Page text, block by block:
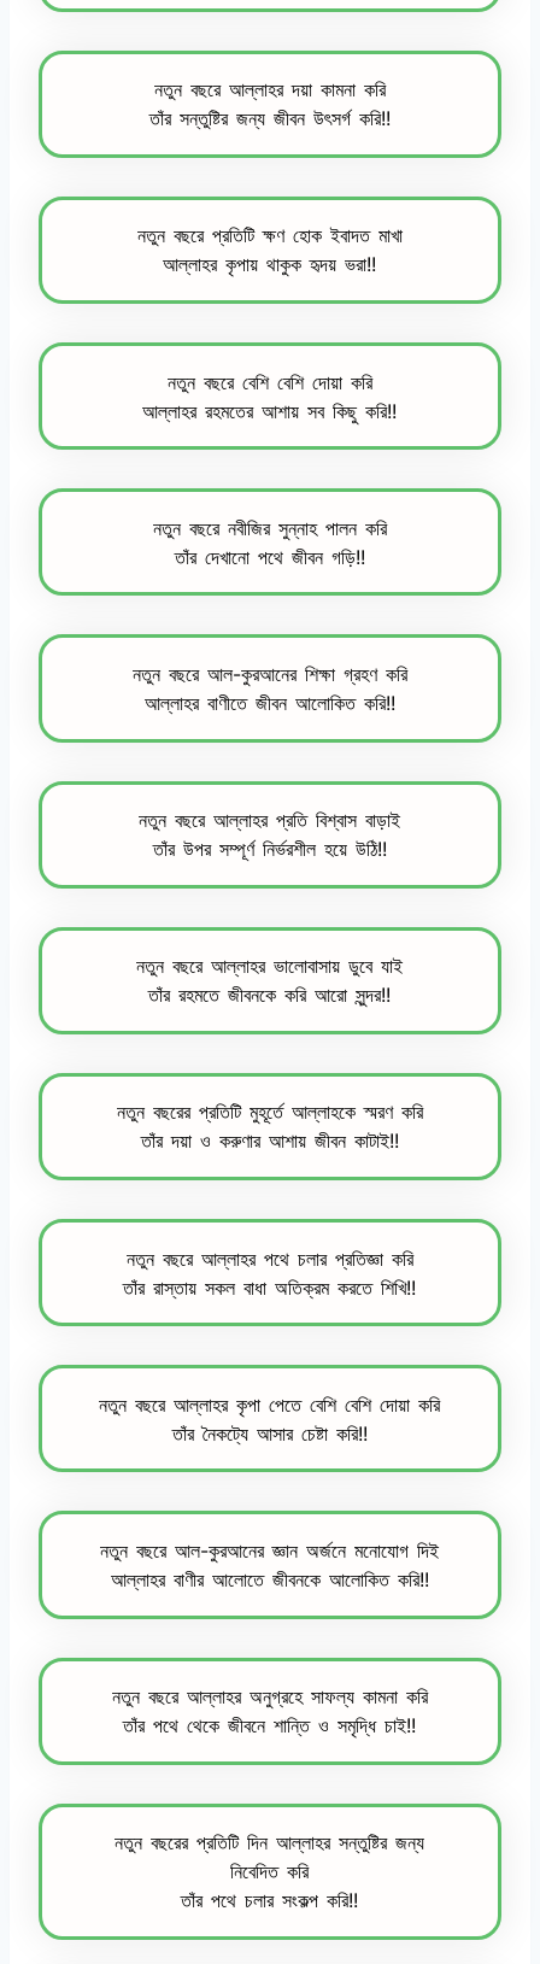
নতুন বছরে আল্লাহর দয়া কামনা করি
তাঁর সন্তুষ্টির জন্য জীবন উৎসর্গ করি!!
নতুন বছরে প্রতিটি ক্ষণ হোক ইবাদত মাখা
আল্লাহর কৃপায় থাকুক হৃদয় ভরা!!
নতুন বছরে বেশি বেশি দোয়া করি
আল্লাহর রহমতের আশায় সব কিছু করি!!
নতুন বছরে নবীজির সুন্নাহ পালন করি
তাঁর দেখানো পথে জীবন গড়ি!!
নতুন বছরে আল-কুরআনের শিক্ষা গ্রহণ করি
আল্লাহর বাণীতে জীবন আলোকিত করি!!
নতুন বছরে আল্লাহর প্রতি বিশ্বাস বাড়াই
তাঁর উপর সম্পূর্ণ নির্ভরশীল হয়ে উঠি!!
নতুন বছরে আল্লাহর ভালোবাসায় ডুবে যাই
তাঁর রহমতে জীবনকে করি আরো সুন্দর!!
নতুন বছরের প্রতিটি মুহূর্তে আল্লাহকে স্মরণ করি
তাঁর দয়া ও করুণার আশায় জীবন কাটাই!!
নতুন বছরে আল্লাহর পথে চলার প্রতিজ্ঞা করি
তাঁর রাস্তায় সকল বাধা অতিক্রম করতে শিখি!!
নতুন বছরে আল্লাহর কৃপা পেতে বেশি বেশি দোয়া করি
তাঁর নৈকট্যে আসার চেষ্টা করি!!
নতুন বছরে আল-কুরআনের জ্ঞান অর্জনে মনোযোগ দিই
আল্লাহর বাণীর আলোতে জীবনকে আলোকিত করি!!
নতুন বছরে আল্লাহর অনুগ্রহে সাফল্য কামনা করি
তাঁর পথে থেকে জীবনে শান্তি ও সমৃদ্ধি চাই!!
নতুন বছরের প্রতিটি দিন আল্লাহর সন্তুষ্টির জন্য
নিবেদিত করি
তাঁর পথে চলার সংকল্প করি!!